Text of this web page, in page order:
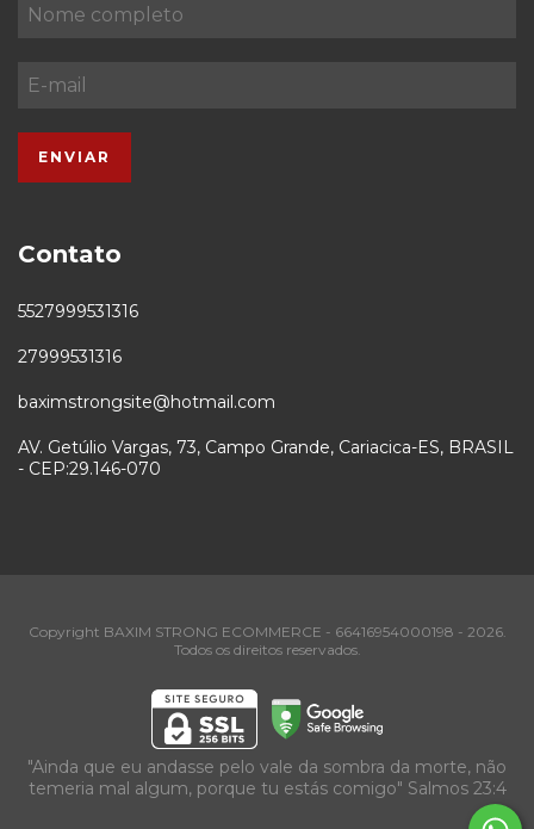
Contato
5527999531316
27999531316
baximstrongsite@hotmail.com
AV. Getúlio Vargas, 73, Campo Grande, Cariacica-ES, BRASIL
- CEP:29.146-070
Copyright BAXIM STRONG ECOMMERCE - 66416954000198 - 2026.
Todos os direitos reservados.
"Ainda que eu andasse pelo vale da sombra da morte, não
temeria mal algum, porque tu estás comigo" Salmos 23:4